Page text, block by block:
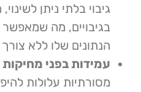
גיבוי בלתי ניתן
בגיבויים, מה
הנתונים שלו ללא
עמידות בפני
מסורתיות עלולות